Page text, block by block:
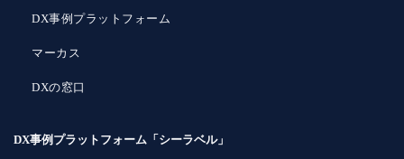
DX事例プラットフォーム
マーカス
DXの窓口
DX事例プラットフォーム「シーラベル」